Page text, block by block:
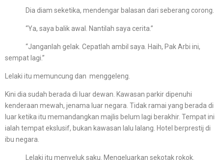
Dia diam seketika, mendengar balasan dari seberang corong.
“Ya, saya balik awal. Nantilah saya cerita.”
“Janganlah gelak. Cepatlah ambil saya. Haih, Pak Arbi ini,
sempat lagi.”
Lelaki itu memuncung dan menggeleng.
Kini dia sudah berada di luar dewan. Kawasan parkir dipenuhi
kenderaan mewah, jenama luar negara. Tidak ramai yang berada di
luar ketika itu memandangkan majlis belum lagi berakhir. Tempat ini
ialah tempat ekslusif, bukan kawasan lalu lalang. Hotel berprestij di
ibu negara.
Lelaki itu menyeluk saku. Mengeluarkan sekotak rokok.